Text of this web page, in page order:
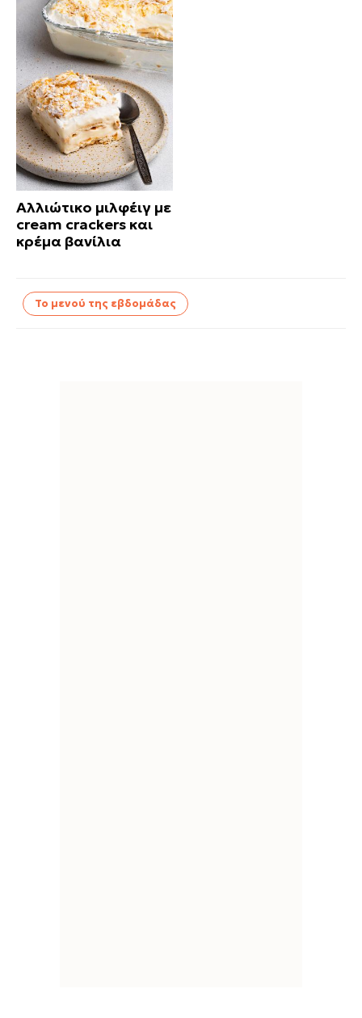
Αλλιώτικο μιλφέιγ με
cream crackers και
κρέμα βανίλια
Το μενού της εβδομάδας